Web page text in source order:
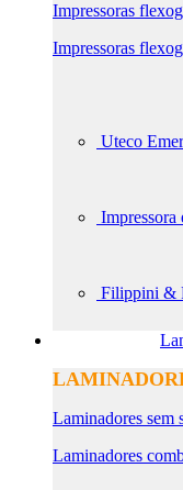
Impressoras
Impressoras
Uteco
Filippini &
Laminadores sem
Laminadores